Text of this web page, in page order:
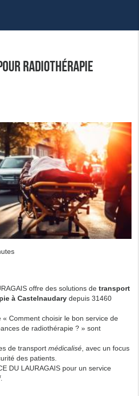
RADIOTHÉRAPIE
offre des solutions de transport
à Castelnaudary depuis 31460
« Comment choisir le bon service de
de radiothérapie ? » sont
de transport médicalisé , avec un focus
des patients.
DU LAURAGAIS pour un service
.